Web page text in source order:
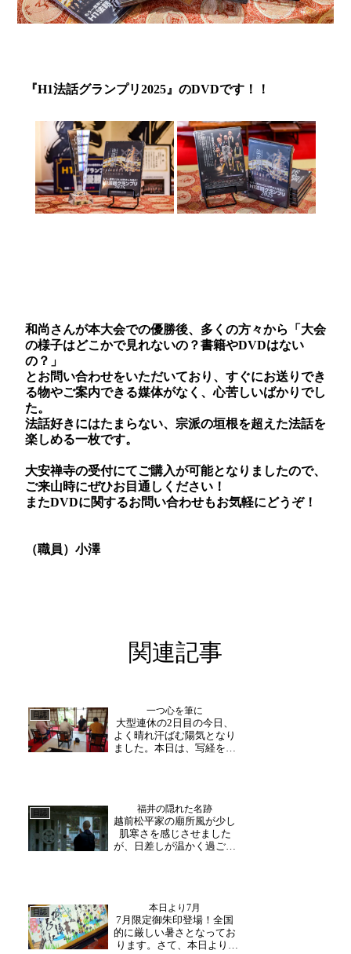
『H1法話グランプリ2025』のDVDです！！
和尚さんが本大会での優勝後、多くの方々から「大会
の様子はどこかで見れないの？書籍やDVDはない
の？」
とお問い合わせをいただいており、すぐにお送りでき
る物やご案内できる媒体がなく、心苦しいばかりでし
た。
法話好きにはたまらない、宗派の垣根を超えた法話を
楽しめる一枚です。
大安禅寺の受付にてご購入が可能となりましたので、
ご来山時にぜひお目通しください！
またDVDに関するお問い合わせもお気軽にどうぞ！
（職員）小澤
関連記事
日誌 一つ心を筆に
大型連休の2日目の今日、
よく晴れ汗ばむ陽気となり
ました。本日は、写経を体
り、お帰りの際には、時間
が経つのを忘れてしまった
よ。と笑顔で話されてい
ま...
日誌 福井の隠れた名跡
越前松平家の廟所風が少し
肌寒さを感じさせました
が、日差しが温かく過ごし
多くお越しくださいまし
た。寺内をゆっくりお参り
された後には、散策を兼ね
て松...
日誌 本日より7月
7月限定御朱印登場！全国
的に厳しい暑さとなってお
ります。さて、本日より7